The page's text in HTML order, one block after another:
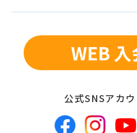
WEB 入
公式SNSアカ